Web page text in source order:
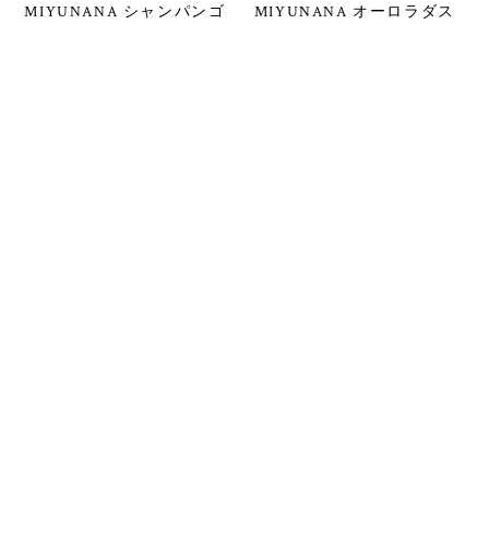
MIYUNANA シャンパンゴ
MIYUNANA オーロラダス